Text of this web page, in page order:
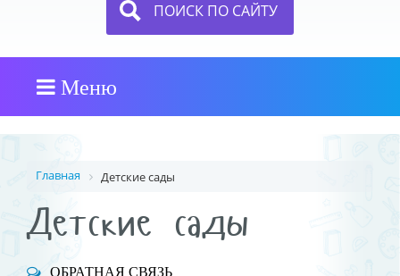
ПОИСК ПО САЙТУ
Меню
Главная Детские сады
Детские сады
ОБРАТНАЯ СВЯЗЬ